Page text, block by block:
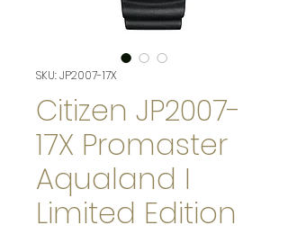
SKU: JP2007-17X
Citizen JP2007-
17X Promaster
Aqualand I
Limited Edition